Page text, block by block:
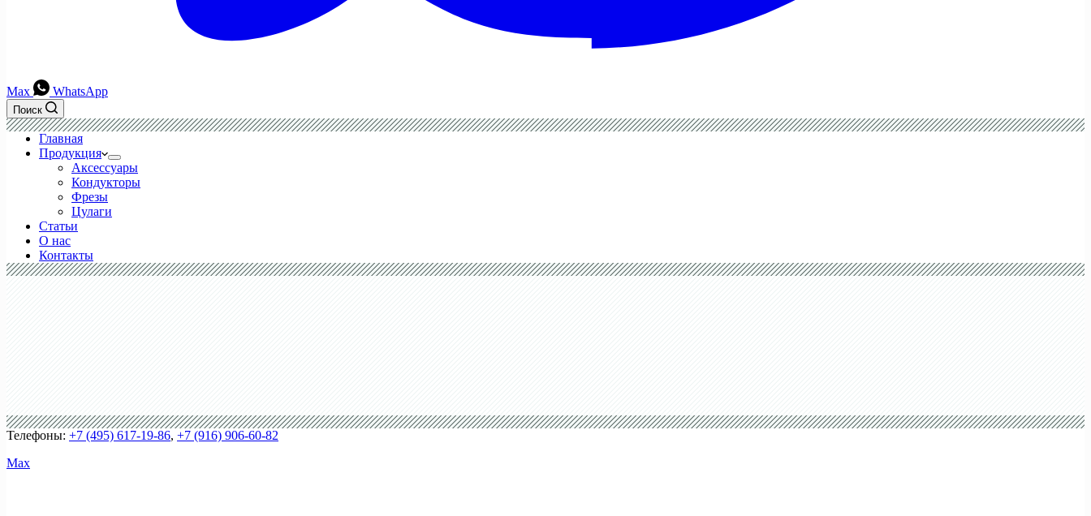
Max WhatsApp
Поиск
Главная
Продукция
Аксессуары
Кондукторы
Фрезы
Цулаги
Статьи
О нас
Контакты
Телефоны: +7 (495) 617-19-86, +7 (916) 906-60-82
Max